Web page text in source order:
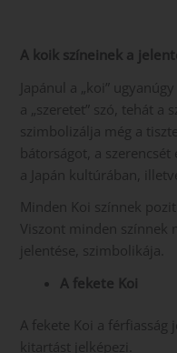
A koik színeinek a
Japánul a „koi”
a „szeretet” szó, tehát a
szimbolizálja még a
bátorságot, a szerencsét
a Japán kultúrában,
Minden Koi színnek
Viszont minden színnek
jelentése, szimbolikája.
A fekete Koi
A fekete Koi a férfiasság
kitartást jelképezi.